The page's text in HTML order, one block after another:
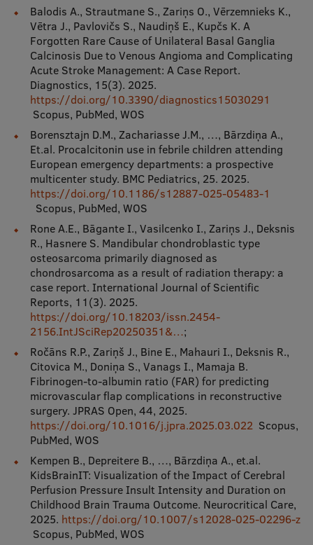
Balodis A., Strautmane S., Zariņs O., Vērzemnieks K.,
Vētra J., Pavlovičs S., Naudiņš E., Kupčs K. A
Forgotten Rare Cause of Unilateral Basal Ganglia
Calcinosis Due to Venous Angioma and Complicating
Acute Stroke Management: A Case Report.
Diagnostics, 15(3). 2025.
https://doi.org/10.3390/diagnostics15030291
Scopus, PubMed, WOS
Borensztajn D.M., Zachariasse J.M., …, Bārzdiņa A.,
Et.al. Procalcitonin use in febrile children attending
European emergency departments: a prospective
multicenter study. BMC Pediatrics, 25. 2025.
https://doi.org/10.1186/s12887-025-05483-1
Scopus, PubMed, WOS
Rone A.E., Bāgante I., Vasilcenko I., Zariņs J., Deksnis
R., Hasnere S. Mandibular chondroblastic type
osteosarcoma primarily diagnosed as
chondrosarcoma as a result of radiation therapy: a
case report. International Journal of Scientific
Reports, 11(3). 2025.
https://doi.org/10.18203/issn.2454-
2156.IntJSciRep20250351&…;
Ročāns R.P., Zariņš J., Bine E., Mahauri I., Deksnis R.,
Citovica M., Doniņa S., Vanags I., Mamaja B.
Fibrinogen-to-albumin ratio (FAR) for predicting
microvascular flap complications in reconstructive
surgery. JPRAS Open, 44, 2025.
https://doi.org/10.1016/j.jpra.2025.03.022Scopus,
PubMed, WOS
Kempen B., Depreitere B., …, Bārzdiņa A., et.al.
KidsBrainIT: Visualization of the Impact of Cerebral
Perfusion Pressure Insult Intensity and Duration on
Childhood Brain Trauma Outcome. Neurocritical Care,
2025. https://doi.org/10.1007/s12028-025-02296-z
Scopus, PubMed, WOS